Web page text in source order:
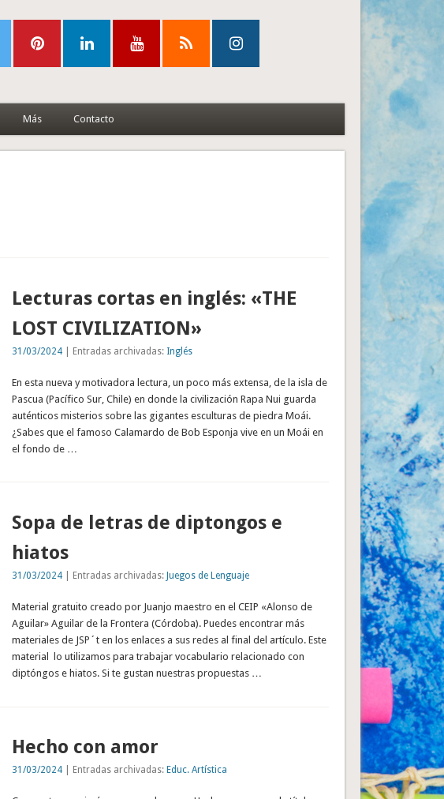
Más Contacto
Lecturas cortas en inglés: «THE
LOST CIVILIZATION»
31/03/2024| Entradas archivadas: Inglés
En esta nueva y motivadora lectura, un poco más extensa, de la isla de
Pascua (Pacífico Sur, Chile) en donde la civilización Rapa Nui guarda
auténticos misterios sobre las gigantes esculturas de piedra Moái.
¿Sabes que el famoso Calamardo de Bob Esponja vive en un Moái en
el fondo de …
Sopa de letras de diptongos e
hiatos
31/03/2024| Entradas archivadas: Juegos de Lenguaje
Material gratuito creado por Juanjo maestro en el CEIP «Alonso de
Aguilar» Aguilar de la Frontera (Córdoba). Puedes encontrar más
materiales de JSP´t en los enlaces a sus redes al final del artículo. Este
material lo utilizamos para trabajar vocabulario relacionado con
diptóngos e hiatos. Si te gustan nuestras propuestas …
Hecho con amor
31/03/2024| Entradas archivadas: Educ. Artística